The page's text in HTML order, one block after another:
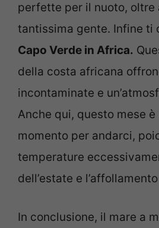
perfette per il nuoto, oltre
tantissima gente. Infine ti
Capo Verde in Africa.
della costa africana
incontaminate e
Anche qui, questo mese
momento per andarci,
temperature
dell’estate e
In conclusione, il mare a